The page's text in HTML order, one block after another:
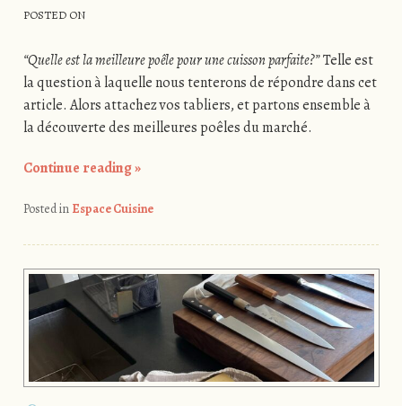
POSTED ON
“Quelle est la meilleure poêle pour une cuisson parfaite?”Telle est
la question à laquelle nous tenterons de répondre dans cet
article. Alors attachez vos tabliers, et partons ensemble à
la découverte des meilleures poêles du marché.
Continue reading»
Posted in Espace Cuisine